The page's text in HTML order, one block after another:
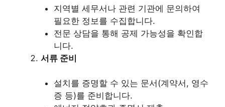
지역별 세무서나 관련 기관에 문의하여
필요한 정보를 수집합니다.
전문 상담을 통해 공제 가능성을 확인합
니다.
서류 준비
설치를 증명할 수 있는 문서(계약서, 영수
증 등)를 준비합니다.